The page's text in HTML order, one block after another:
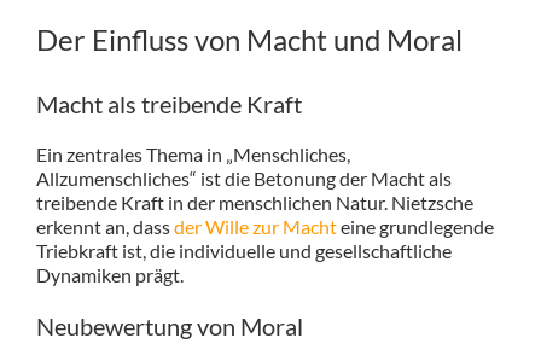
Der Einfluss von Macht und Moral
Macht als treibende Kraft
Ein zentrales Thema in „Menschliches,
Allzumenschliches“ ist die Betonung der Macht als
treibende Kraft in der menschlichen Natur. Nietzsche
erkennt an, dassder Wille zur Machteine grundlegende
Triebkraft ist, die individuelle und gesellschaftliche
Dynamiken prägt.
Neubewertung von Moral